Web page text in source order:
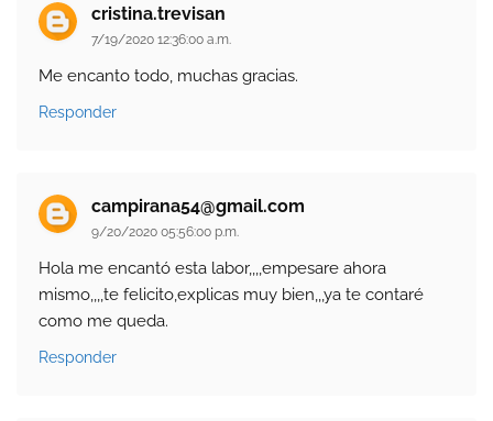
cristina.trevisan
7/19/2020 12:36:00 a.m.
Me encanto todo, muchas gracias.
Responder
campirana54@gmail.com
9/20/2020 05:56:00 p.m.
Hola me encantó esta labor,,,,empesare ahora
mismo,,,,te felicito,explicas muy bien,,,ya te contaré
como me queda.
Responder